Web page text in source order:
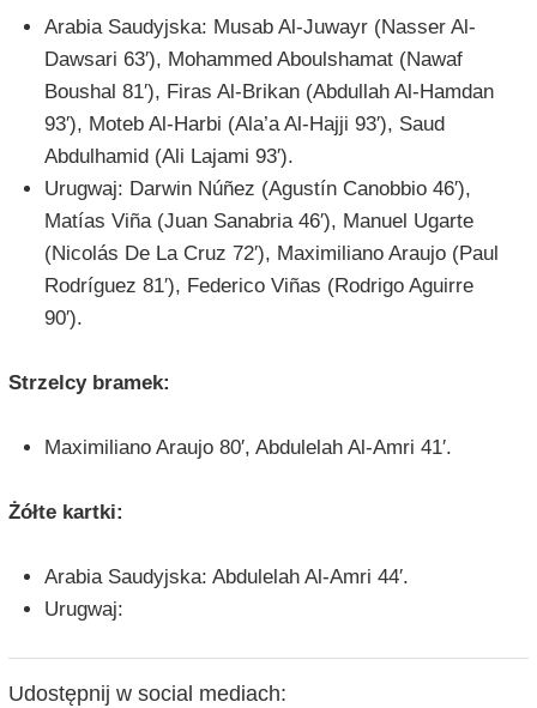
Arabia Saudyjska: Musab Al-Juwayr (Nasser Al-
Dawsari 63′), Mohammed Aboulshamat (Nawaf
Boushal 81′), Firas Al-Brikan (Abdullah Al-Hamdan
93′), Moteb Al-Harbi (Ala’a Al-Hajji 93′), Saud
Abdulhamid (Ali Lajami 93′).
Urugwaj: Darwin Núñez (Agustín Canobbio 46′),
Matías Viña (Juan Sanabria 46′), Manuel Ugarte
(Nicolás De La Cruz 72′), Maximiliano Araujo (Paul
Rodríguez 81′), Federico Viñas (Rodrigo Aguirre
90′).
Strzelcy bramek:
Maximiliano Araujo 80′, Abdulelah Al-Amri 41′.
Żółte kartki:
Arabia Saudyjska: Abdulelah Al-Amri 44′.
Urugwaj:
Udostępnij w social mediach: